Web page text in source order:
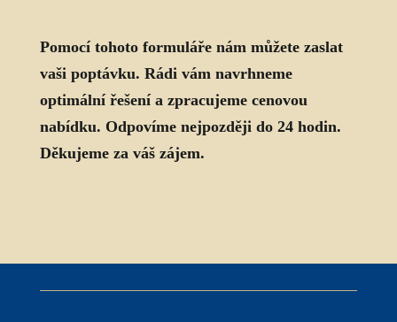
Pomocí tohoto formuláře nám můžete zaslat
vaši poptávku. Rádi vám navrhneme
optimální řešení a zpracujeme cenovou
nabídku. Odpovíme nejpozději do 24 hodin.
Děkujeme za váš zájem.